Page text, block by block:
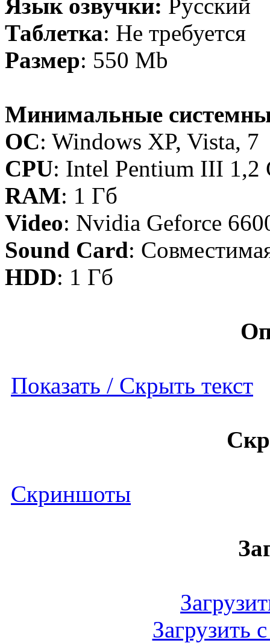
Язык озвучки: Русский
Таблетка: Не требуется
Размер: 550 Mb
Минимальные
OC: Windows XP, Vista, 7
CPU: Intel Pentium III
RAM: 1 Гб
Video: Nvidia Geforce
Sound Card:
HDD: 1 Гб
Показать / Скрыть текст
Скриншоты
Загрузить